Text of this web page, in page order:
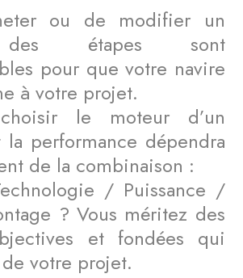
ou de modifier un
des étapes sont
pour que votre navire
à votre projet.
le moteur d’un
la performance dépendra
de la combinaison :
/ Puissance /
? Vous méritez des
et fondées qui
votre projet.